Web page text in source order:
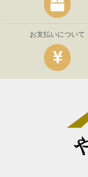
お支払いについて